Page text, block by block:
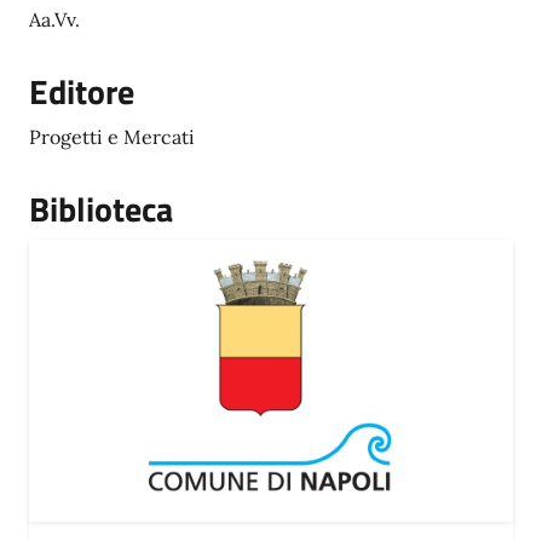
Aa.Vv.
Editore
Progetti e Mercati
Biblioteca